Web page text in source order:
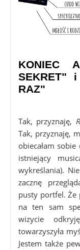
KONIEC
SEKRET" i
RAZ"
Tak, przyznaję,
Tak, przyznaję,
obiecałam
istniejący
wykreślania).
zacznę
pusty portfel.
na ten sam
wizycie
towarzyszyła
Jestem także